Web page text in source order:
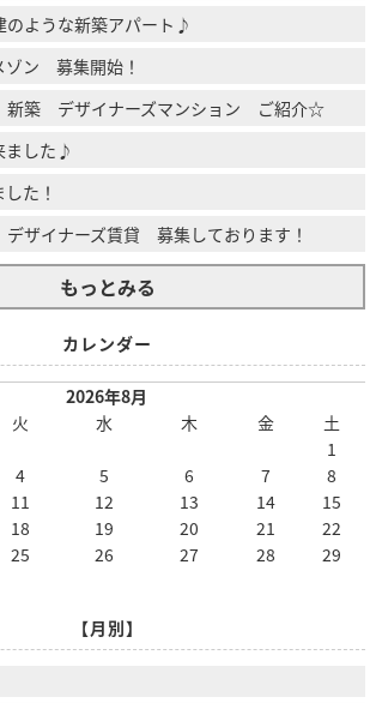
ような新築アパート♪
ン 募集開始！
新築 デザイナーズマンション ご紹介☆
ました♪
た！
ザイナーズ賃貸 募集しております！
もっとみる
カレンダー
2026年8月
火 水 木 金
土
1
4 5 6 7
8
11 12 13 14
15
18 19 20 21
22
25 26 27 28
29
【月別】